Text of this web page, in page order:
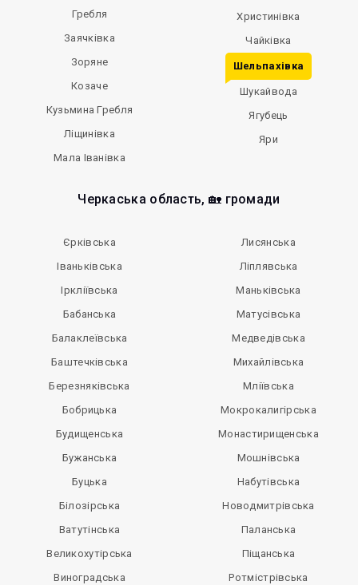
Гребля
Заячківка
Зоряне
Козаче
Кузьмина Гребля
Ліщинівка
Мала Іванівка
Христинівка
Чайківка
Шельпахівка
Шукайвода
Ягубець
Яри
Черкаська область, 🏡 громади
Єрківська
Іваньківська
Іркліївська
Бабанська
Балаклеївська
Баштечківська
Березняківська
Бобрицька
Будищенська
Бужанська
Буцька
Білозірська
Ватутінська
Великохутірська
Виноградська
Лисянська
Ліплявська
Маньківська
Матусівська
Медведівська
Михайлівська
Мліївська
Мокрокалигірська
Монастирищенська
Мошнівська
Набутівська
Новодмитрівська
Паланська
Піщанська
Ротмістрівська